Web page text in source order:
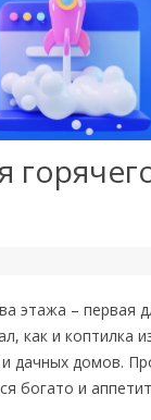
этажа – первая
как и коптилка
дачных домов.
богато и